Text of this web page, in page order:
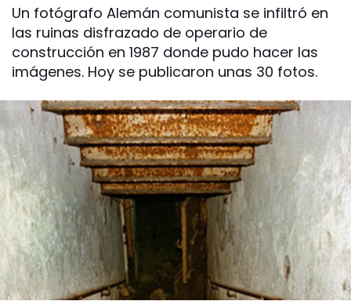
Un fotógrafo Alemán comunista se infiltró en
las ruinas disfrazado de operario de
construcción en 1987 donde pudo hacer las
imágenes. Hoy se publicaron unas 30 fotos.